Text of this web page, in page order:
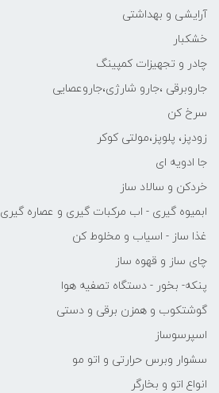
آرایشی و بهداشتی
خشکبار
چادر و تجهیزات کمپینگ
جاروبرقی ،جارو شارژی،جاروعصایی
سرخ کن
زودپز، پلوپز،مولتی کوکر
جا ادویه ای
خردکن و سالاد ساز
ابمیوه گیری - اب مرکبات گیری و عصاره گیری
غذا ساز - اسیاب و مخلوط کن
چای ساز و قهوه ساز
پنکه- بخور - دستگاه تصفیه هوا
گوشتکوب و همزن برقی و دستی
اسپرسوساز
سشوار وبرس حرارتی و اتو مو
انواع اتو و بخارگر